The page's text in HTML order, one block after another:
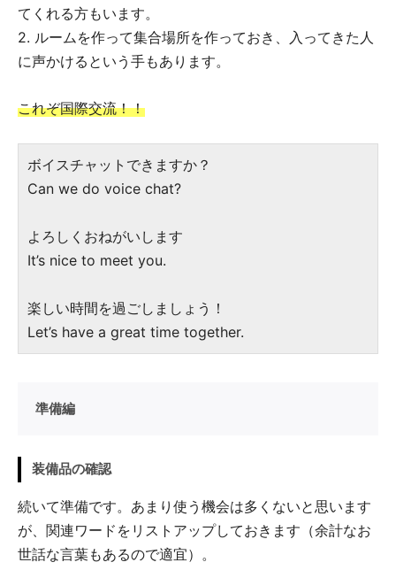
てくれる方もいます。
2. ルームを作って集合場所を作っておき、入ってきた人
に声かけるという手もあります。
これぞ国際交流！！
ボイスチャットできますか？
Can we do voice chat?
よろしくおねがいします
It’s nice to meet you.
楽しい時間を過ごしましょう！
Let’s have a great time together.
準備編
装備品の確認
続いて準備です。あまり使う機会は多くないと思います
が、関連ワードをリストアップしておきます（余計なお
世話な言葉もあるので適宜）。